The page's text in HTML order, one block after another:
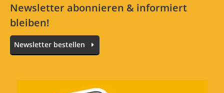
Bewertung von:Magicam16.10.16
Newsletter abonnieren & informiert
bleiben!
Newsletter bestellen